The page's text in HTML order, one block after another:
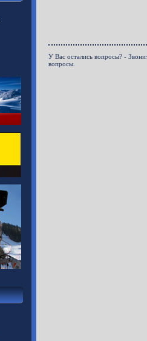
У Вас остались вопросы? -
вопросы.